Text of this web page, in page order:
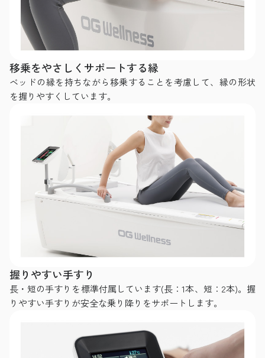
移乗をやさしくサポートする縁
ベッドの縁を持ちながら移乗することを考慮して、縁の形状
を握りやすくしています。
握りやすい手すり
長・短の手すりを標準付属しています(長：1本、短：2本)。握
りやすい手すりが安全な乗り降りをサポートします。